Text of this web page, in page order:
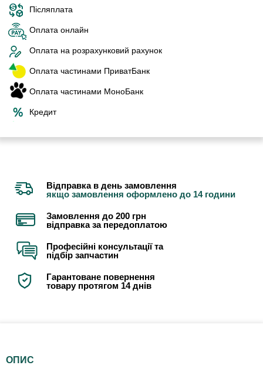
Післяплата
Оплата онлайн
Оплата на розрахунковий рахунок
Оплата частинами ПриватБанк
Оплата частинами МоноБанк
Кредит
Відправка в день замовлення
якщо замовлення оформлено до 14 години
Замовлення до 200 грн
відправка за передоплатою
Професійні консультації та
підбір запчастин
Гарантоване повернення
товару протягом 14 днів
ОПИС